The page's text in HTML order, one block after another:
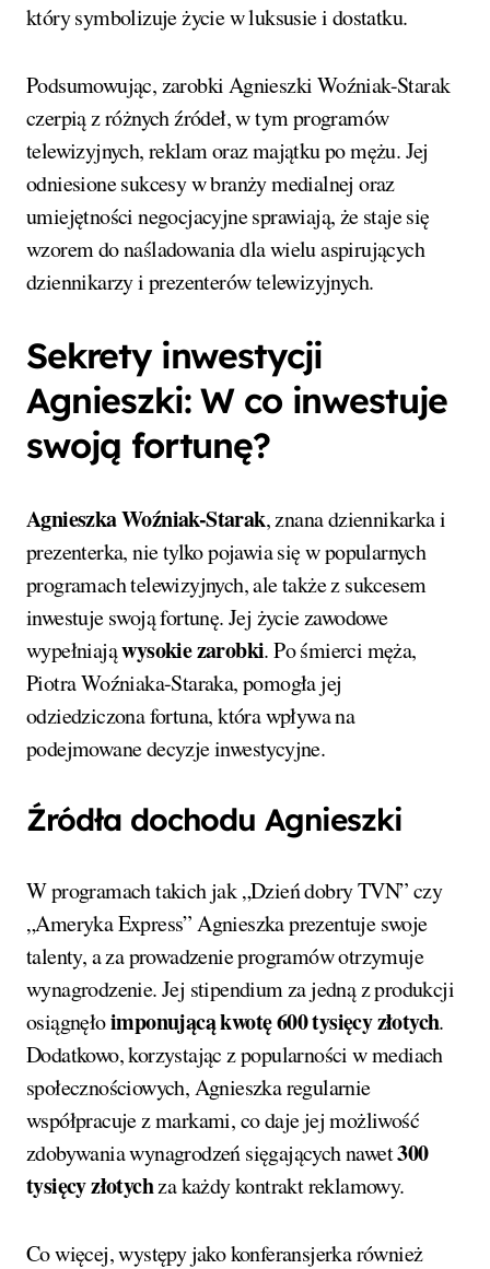
który symbolizuje życie w luksusie i dostatku.
Podsumowując, zarobki Agnieszki Woźniak-Starak
czerpią z różnych źródeł, w tym programów
telewizyjnych, reklam oraz majątku po mężu. Jej
odniesione sukcesy w branży medialnej oraz
umiejętności negocjacyjne sprawiają, że staje się
wzorem do naśladowania dla wielu aspirujących
dziennikarzy i prezenterów telewizyjnych.
Sekrety inwestycji
Agnieszki: W co inwestuje
swoją fortunę?
Agnieszka Woźniak-Starak, znana dziennikarka i
prezenterka, nie tylko pojawia się w popularnych
programach telewizyjnych, ale także z sukcesem
inwestuje swoją fortunę. Jej życie zawodowe
wypełniająwysokie zarobki. Po śmierci męża,
Piotra Woźniaka-Staraka, pomogła jej
odziedziczona fortuna, która wpływa na
podejmowane decyzje inwestycyjne.
Źródła dochodu Agnieszki
W programach takich jak „Dzień dobry TVN” czy
„Ameryka Express” Agnieszka prezentuje swoje
talenty, a za prowadzenie programów otrzymuje
wynagrodzenie. Jej stipendium za jedną z produkcji
osiągnęłoimponującą kwotę 600 tysięcy złotych.
Dodatkowo, korzystając z popularności w mediach
społecznościowych, Agnieszka regularnie
współpracuje z markami, co daje jej możliwość
zdobywania wynagrodzeń sięgających nawet300
tysięcy złotychza każdy kontrakt reklamowy.
Co więcej, występy jako konferansjerka również